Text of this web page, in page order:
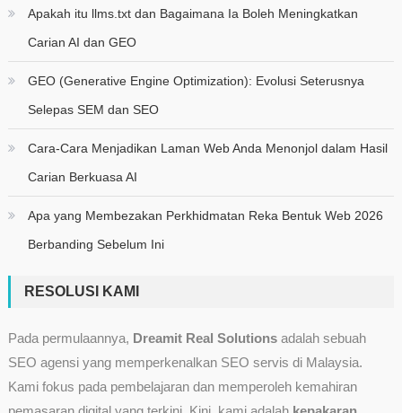
Apakah itu llms.txt dan Bagaimana Ia Boleh Meningkatkan
Carian AI dan GEO
GEO (Generative Engine Optimization): Evolusi Seterusnya
Selepas SEM dan SEO
Cara-Cara Menjadikan Laman Web Anda Menonjol dalam Hasil
Carian Berkuasa AI
Apa yang Membezakan Perkhidmatan Reka Bentuk Web 2026
Berbanding Sebelum Ini
RESOLUSI KAMI
Pada permulaannya, Dreamit Real Solutions adalah sebuah
SEO agensi yang memperkenalkan SEO servis di Malaysia.
Kami fokus pada pembelajaran dan memperoleh kemahiran